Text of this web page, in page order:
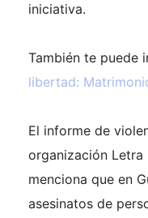
iniciativa.
También te puede
libertad:
El informe de
organización Letra
menciona que en
asesinatos de